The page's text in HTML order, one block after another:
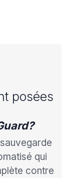
posées
qui
contre